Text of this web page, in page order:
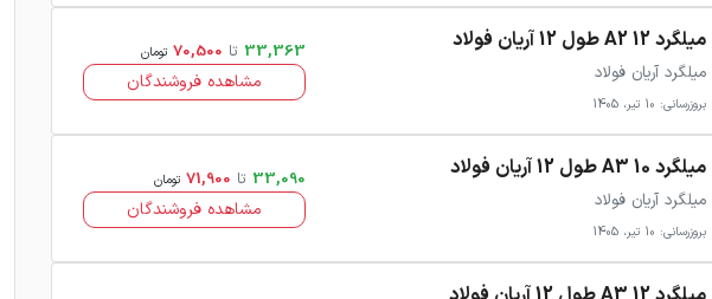
میلگرد 12 A2 طول 12 آریان فولاد
میلگرد آریان فولاد
بروزرسانی: 10 تیر، 1405
33,363 تا 70,500 تومان
مشاهده فروشندگان
میلگرد 10 A3 طول 12 آریان فولاد
میلگرد آریان فولاد
بروزرسانی: 10 تیر، 1405
33,090 تا 71,900 تومان
مشاهده فروشندگان